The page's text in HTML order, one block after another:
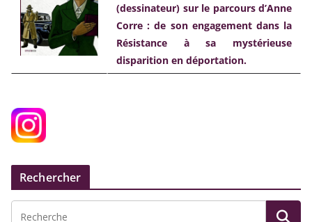
(dessinateur) sur le parcours d’Anne
Corre : de son engagement dans la
Résistance à sa mystérieuse
disparition en déportation.
Rechercher